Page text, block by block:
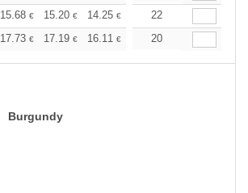
15.68 € 15.20 € 14.25 € 13.54€
22
17.73 € 17.19 € 16.11 € 15.31€
20
Burgundy